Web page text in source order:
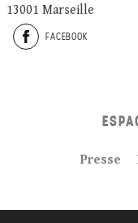
13001 Marseille
FACEBOOK
Presse